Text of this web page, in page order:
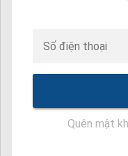
Quên mật